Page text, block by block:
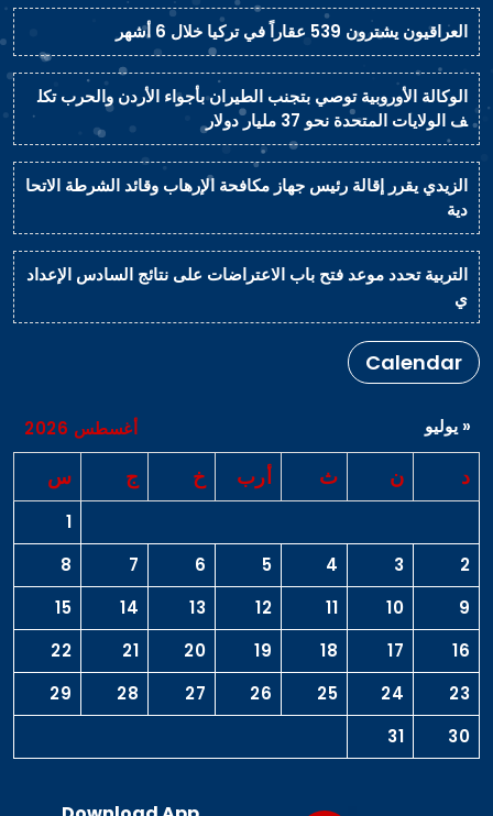
العراقيون يشترون 539 عقاراً في تركيا خلال 6 أشهر
الوكالة الأوروبية توصي بتجنب الطيران بأجواء الأردن والحرب تكل
ف الولايات المتحدة نحو 37 مليار دولار
الزيدي يقرر إقالة رئيس جهاز مكافحة الإرهاب وقائد الشرطة الاتحا
دية
التربية تحدد موعد فتح باب الاعتراضات على نتائج السادس الإعداد
ي
Calendar
أغسطس 2026
د ن ث أرب خ ج س
1
2
3
4
5
6
7
8
9
10
11
12
13
14
15
16
17
18
19
20
21
22
23
24
25
26
27
28
29
30
31
« يوليو